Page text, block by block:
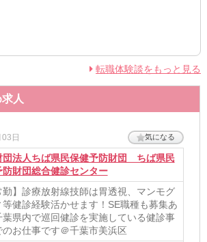
転職体験談をもっと見る
人
日 気になる
団法人ちば県民保健予防財団 ちば県民
防財団総合健診センター
勤】診療放射線技師は胃透視、マンモグ
等健診経験活かせます！SE職種も募集あ
葉県内で巡回健診を実施している健診事
のお仕事です＠千葉市美浜区